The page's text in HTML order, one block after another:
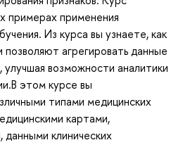
примерах применения
Из курса вы узнаете, как
агрегировать данные
улучшая возможности аналитики
этом курсе вы
типами медицинских
картами,
клинических